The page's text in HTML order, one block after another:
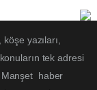
yazıları,
tek adresi
Manşet haber